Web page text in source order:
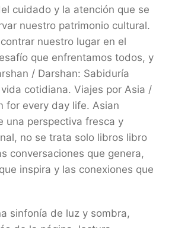
cuidado y la atención que se
nuestro patrimonio cultural.
nuestro lugar en el
que enfrentamos todos, y
/ Darshan: Sabiduría
cotidiana. Viajes por Asia /
for every day life. Asian
una perspectiva fresca y
no se trata solo libros libro
conversaciones que genera,
inspira y las conexiones que
sinfonía de luz y sombra,